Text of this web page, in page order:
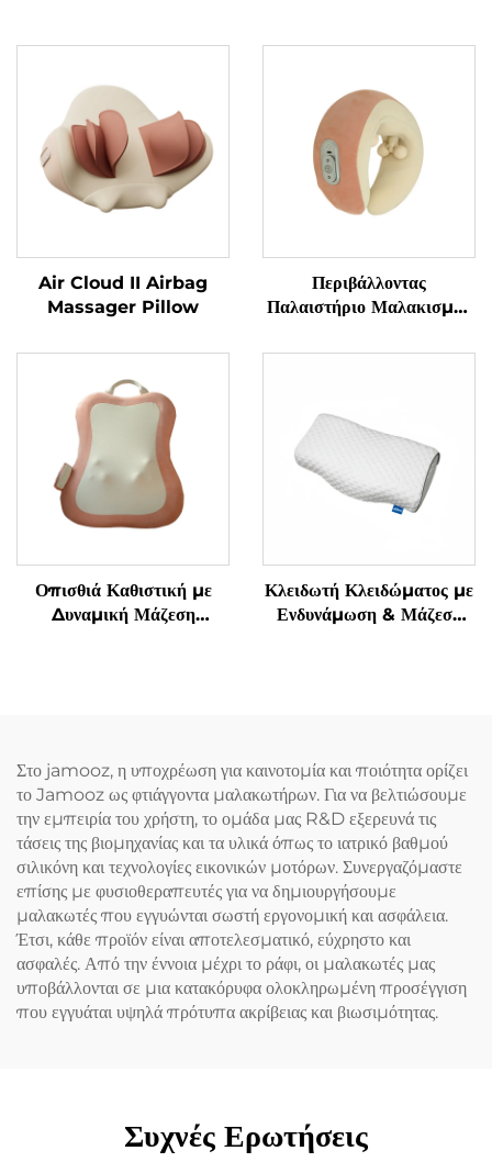
Air Cloud II Airbag
Massager Pillow
Περιβάλλοντας
Παλαιστήριο Μαλακισμού
Κατασχεδιασμένο U-Σχήμα
Οπισθιά Καθιστική με
Δυναμική Μάζεση
Κλειδωτή Κλειδώματος με
Ενδυνάμωση & Μάζεση
Στο jamooz, η υποχρέωση για καινοτομία και ποιότητα ορίζει
το Jamooz ως φτιάγγοντα μαλακωτήρων. Για να βελτιώσουμε
την εμπειρία του χρήστη, το ομάδα μας R&D εξερευνά τις
τάσεις της βιομηχανίας και τα υλικά όπως το ιατρικό βαθμού
σιλικόνη και τεχνολογίες εικονικών μοτόρων. Συνεργαζόμαστε
επίσης με φυσιοθεραπευτές για να δημιουργήσουμε
μαλακωτές που εγγυώνται σωστή εργονομική και ασφάλεια.
Έτσι, κάθε προϊόν είναι αποτελεσματικό, εύχρηστο και
ασφαλές. Από την έννοια μέχρι το ράφι, οι μαλακωτές μας
υποβάλλονται σε μια κατακόρυφα ολοκληρωμένη προσέγγιση
που εγγυάται υψηλά πρότυπα ακρίβειας και βιωσιμότητας.
Συχνές Ερωτήσεις